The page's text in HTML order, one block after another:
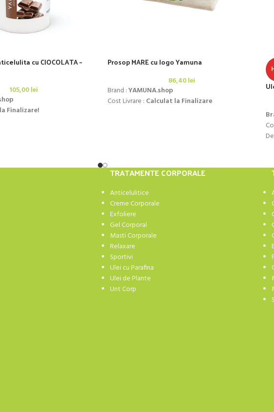
cu CIOCOLATA –
105,00lei
Finalizare!
Prosop MARE cu logo Yamuna
86,40lei
Brand :YAMUNA.shop
Cost Livrare : Calculat la Finalizare
TRATAMENTE CORPORALE
Anticelulitice
Creme Corporale
Exfoliere
Gel Corporal
Masti Corporale
Relaxare
Sportivi
Ulei cu Parafina
Ulei de Plante
Unt Corp